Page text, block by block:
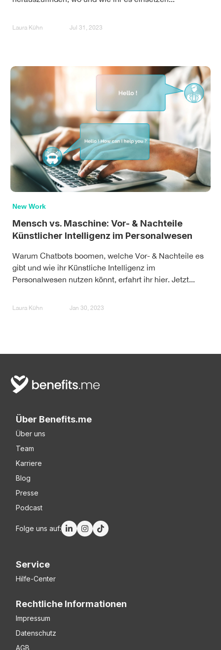
Laura Kühn Jul 31, 2023
New Work
Mensch vs. Maschine: Vor- & Nachteile
Künstlicher Intelligenz im Personalwesen
Warum Chatbots boomen, welche Vor- & Nachteile es
gibt und wie ihr Künstliche Intelligenz im
Personalwesen nutzen könnt, erfahrt ihr hier. Jetzt...
Laura Kühn Jan 30, 2023
Über Benefits.me
Über uns
Team
Karriere
Blog
Presse
Podcast
Folge uns auf:
Service
Hilfe-Center
Rechtliche Informationen
Impressum
Datenschutz
AGB